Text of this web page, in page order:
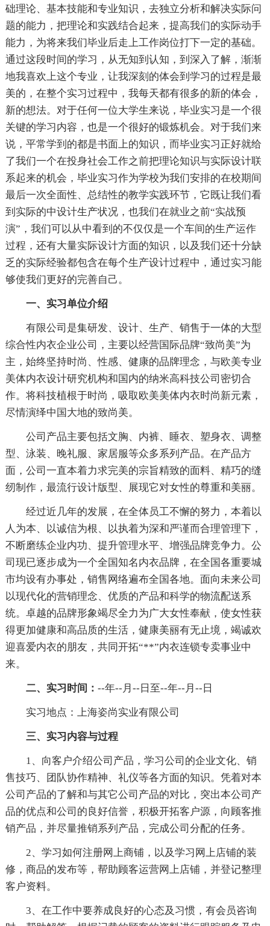
础理论、基本技能和专业知识，去独立分析和解决实际问
题的能力，把理论和实践结合起来，提高我们的实际动手
能力，为将来我们毕业后走上工作岗位打下一定的基础。
通过这段时间的学习，从无知到认知，到深入了解，渐渐
地我喜欢上这个专业，让我深刻的体会到学习的过程是最
美的，在整个实习过程中，我每天都有很多的新的体会，
新的想法。对于任何一位大学生来说，毕业实习是一个很
关键的学习内容，也是一个很好的锻炼机会。对于我们来
说，平常学到的都是书面上的知识，而毕业实习正好就给
了我们一个在投身社会工作之前把理论知识与实际设计联
系起来的机会，毕业实习作为学校为我们安排的在校期间
最后一次全面性、总结性的教学实践环节，它既让我们看
到实际的中设计生产状况，也我们在就业之前“实战预
演”，我们可以从中看到的不仅仅是一个车间的生产运作
过程，还有大量实际设计方面的知识，以及我们还十分缺
乏的实际经验都包含在每个生产设计过程中，通过实习能
够使我们更好的完善自己。
一、实习单位介绍
有限公司是集研发、设计、生产、销售于一体的大型
综合性内衣企业公司，主要以经营国际品牌“致尚美”为
主，始终坚持时尚、性感、健康的品牌理念，与欧美专业
美体内衣设计研究机构和国内的纳米高科技公司密切合
作。将科技植根于时尚，吸取欧美美体内衣时尚新元素，
尽情演绎中国大地的致尚美。
公司产品主要包括文胸、内裤、睡衣、塑身衣、调整
型、泳装、晚礼服、家居服等众多系列产品。在产品方
面，公司一直本着力求完美的宗旨精致的面料、精巧的缝
纫制作，最流行设计版型、展现它对女性的尊重和美丽。
经过近几年的发展，在全体员工不懈的努力，本着以
人为本、以诚信为根、以执着为深和严谨而合理管理下，
不断磨练企业内功、提升管理水平、增强品牌竞争力。公
司现已逐步成为一个全国知名内衣品牌，在全国各重要城
市均设有办事处，销售网络遍布全国各地。面向未来公司
以现代化的营销理念、优质的产品和科学的物流配送系
统。卓越的品牌形象竭尽全力为广大女性奉献，使女性获
得更加健康和高品质的生活，健康美丽有无止境，竭诚欢
迎喜爱内衣的朋友，共同开拓“**”内衣连锁专卖事业中
来。
二、实习时间： --年--月--日至--年--月--日
实习地点：上海姿尚实业有限公司
三、实习内容与过程
1、向客户介绍公司产品，学习公司的企业文化、销
售技巧、团队协作精神、礼仪等各方面的知识。凭着对本
公司产品的了解和与其它公司产品的对比，突出本公司产
品的优点和公司的良好信誉，积极开拓客户源，向顾客推
销产品，并尽量推销系列产品，完成公司分配的任务。
2、学习如何注册网上商铺，以及学习网上店铺的装
修，商品的发布等，帮助顾客运营网上店铺，并登记整理
客户资料。
3、在工作中要养成良好的心态及习惯，有会员咨询